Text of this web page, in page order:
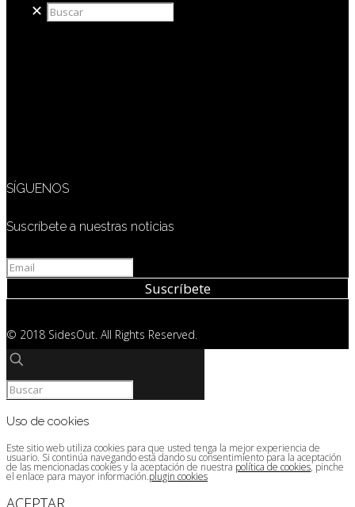
✕
SÍGUENOS
Suscríbete a nuestras noticias
© 2018 SidesOut. All Rights Reserved.
Uso de cookies
Este sitio web utiliza cookies para que usted tenga la mejor experiencia de
usuario. Si continúa navegando está dando su consentimiento para la aceptación
de las mencionadas cookies y la aceptación de nuestra política de cookies, pinche
el enlace para mayor información.plugin cookies
ACEPTAR